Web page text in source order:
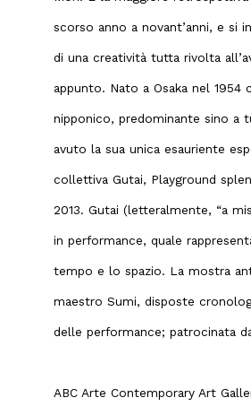
scorso anno a novant’anni, e si
di una creatività tutta rivolta
appunto. Nato a Osaka nel 1954
nipponico, predominante sino a
avuto la sua unica esauriente
collettiva Gutai, Playground
2013. Gutai (letteralmente, “a
in performance, quale
tempo e lo spazio. La mostra
maestro Sumi, disposte
delle performance; patrocinata
ABC Arte Contemporary Art